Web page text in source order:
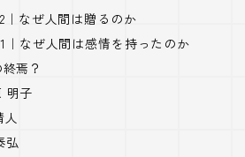
｜なぜ人間は贈るのか
なぜ人間は感情を持ったのか
焉？
明子
人
弘